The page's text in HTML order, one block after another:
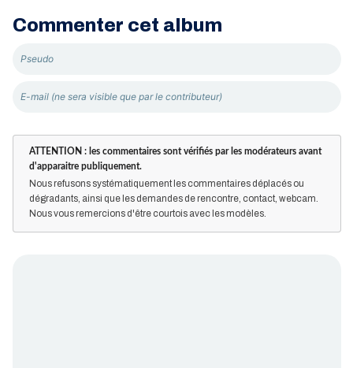
Commenter cet album
ATTENTION : les commentaires sont vérifiés par les modérateurs avant
d'apparaitre publiquement.
Nous refusons systématiquement les commentaires déplacés ou
dégradants, ainsi que les demandes de rencontre, contact, webcam.
Nous vous remercions d'être courtois avec les modèles.